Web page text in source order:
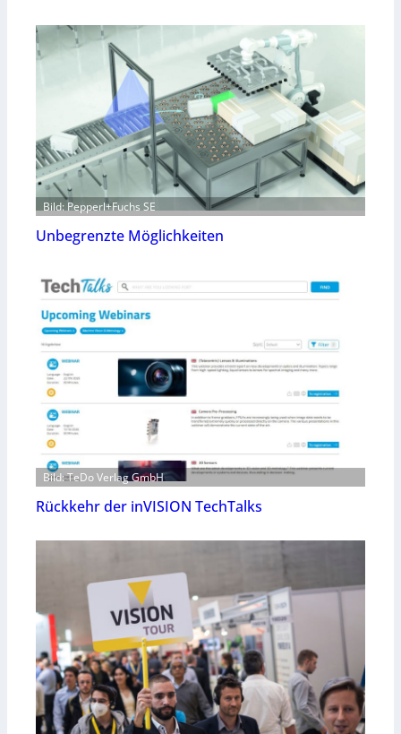
Bild: Pepperl+Fuchs SE
Unbegrenzte Möglichkeiten
Bild: TeDo Verlag GmbH
Rückkehr der inVISION TechTalks